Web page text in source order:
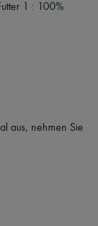
1 : 100%
aus, nehmen Sie